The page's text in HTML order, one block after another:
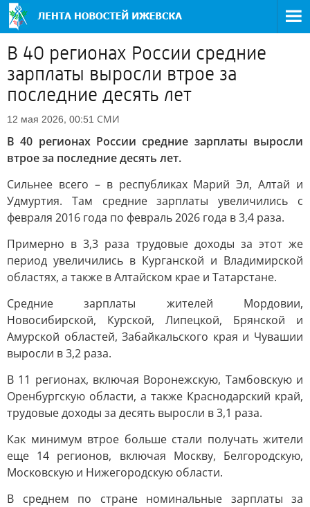
В 40 регионах России средние
зарплаты выросли втрое за
последние десять лет
12 мая 2026, 00:51 СМИ
В 40 регионах России средние зарплаты выросли
втрое за последние десять лет.
Сильнее всего – в республиках Марий Эл, Алтай и
Удмуртия. Там средние зарплаты увеличились с
февраля 2016 года по февраль 2026 года в 3,4 раза.
Примерно в 3,3 раза трудовые доходы за этот же
период увеличились в Курганской и Владимирской
областях, а также в Алтайском крае и Татарстане.
Средние зарплаты жителей Мордовии,
Новосибирской, Курской, Липецкой, Брянской и
Амурской областей, Забайкальского края и Чувашии
выросли в 3,2 раза.
В 11 регионах, включая Воронежскую, Тамбовскую и
Оренбургскую области, а также Краснодарский край,
трудовые доходы за десять выросли в 3,1 раза.
Как минимум втрое больше стали получать жители
еще 14 регионов, включая Москву, Белгородскую,
Московскую и Нижегородскую области.
В среднем по стране номинальные зарплаты за